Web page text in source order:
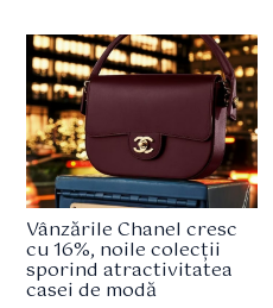
Vânzările Chanel cresc
cu 16%, noile colecții
sporind atractivitatea
casei de modă